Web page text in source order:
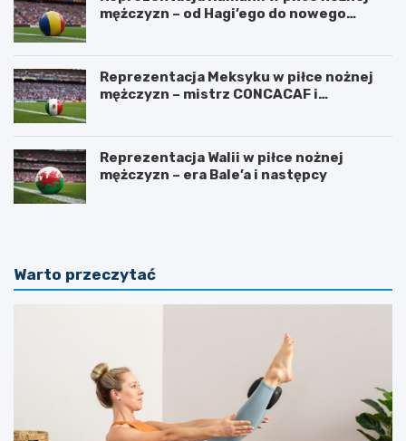
mężczyzn – od Hagi’ego do nowego
Reprezentacja Meksyku w piłce nożnej
mężczyzn – mistrz CONCACAF i
Reprezentacja Walii w piłce nożnej
mężczyzn – era Bale’a i następcy
Warto przeczytać